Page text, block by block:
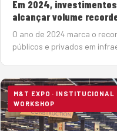
Em 2024,
alcançar volume
O ano de 2024 marca o
públicos e privados em
milhões neste an…
M&T EXPO · INSTITUCIONAL
WORKSHOP